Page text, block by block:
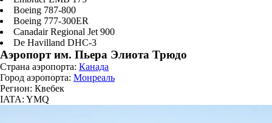
Boeing 787-800
Boeing 777-300ER
Canadair Regional Jet 900
De Havilland DHC-3
Аэропорт им. Пьера Элиота Трюдо
Страна аэропорта: Канада
Город аэропорта: Монреаль
Регион: Квебек
IATA: YMQ